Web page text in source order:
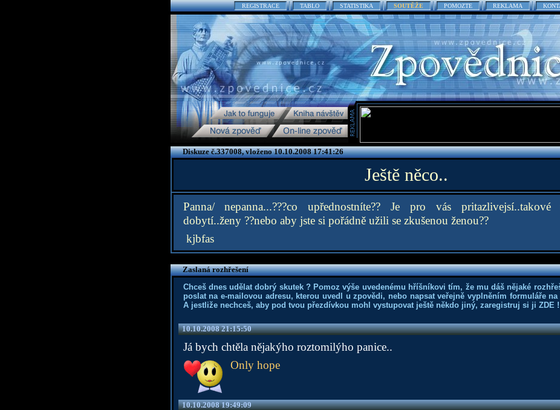
REGISTRACE TABLO STATISTIKA SOUTĚŽE POMOZTE REKLAMA
Diskuze č.337008, vloženo 10.10.2008 17:41:26
Ještě něco..
Panna/ nepanna...???co upřednostníte?? Je pro vás
dobytí..ženy ??nebo aby jste si pořádně užili se zkušenou ženou??
kjbfas
Zaslaná rozhřešení
Chceš dnes udělat dobrý skutek ? Pomoz výše uvedenému hříšníkovi tím, že mu dáš nějaké
poslat na e-mailovou adresu, kterou uvedl u zpovědi, nebo napsat veřejně vyplněním formuláře
A jestliže nechceš, aby pod tvou přezdívkou mohl vystupovat ještě někdo jiný, zaregistruj si ji ZDE!
10.10.2008 21:15:50
Já bych chtěla nějakýho roztomilýho panice..
Only hope
10.10.2008 19:49:09